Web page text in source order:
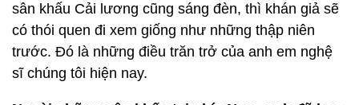
sân khấu Cải lương cũng sáng đèn, thì khán giả sẽ
có thói quen đi xem giống như những thập niên
trước. Đó là những điều trăn trở của anh em nghệ
sĩ chúng tôi hiện nay.